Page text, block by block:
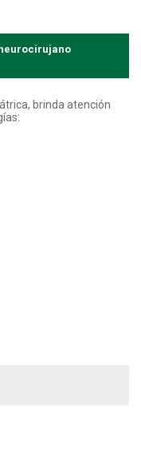
brinda atención